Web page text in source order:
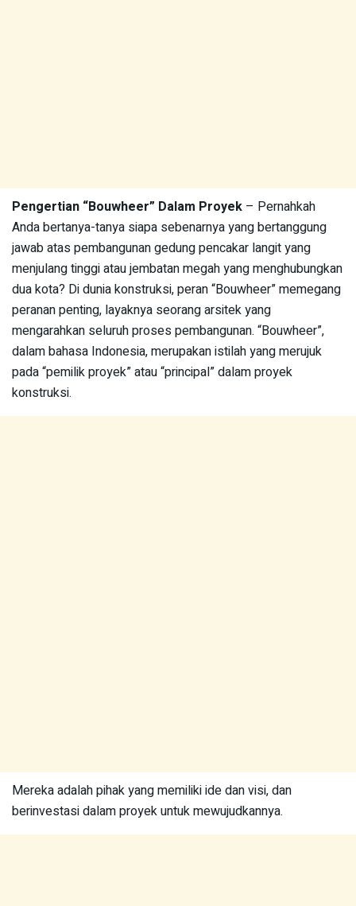
Pengertian “Bouwheer” Dalam Proyek – Pernahkah
Anda bertanya-tanya siapa sebenarnya yang bertanggung
jawab atas pembangunan gedung pencakar langit yang
menjulang tinggi atau jembatan megah yang menghubungkan
dua kota? Di dunia konstruksi, peran “Bouwheer” memegang
peranan penting, layaknya seorang arsitek yang
mengarahkan seluruh proses pembangunan. “Bouwheer”,
dalam bahasa Indonesia, merupakan istilah yang merujuk
pada “pemilik proyek” atau “principal” dalam proyek
konstruksi.
Mereka adalah pihak yang memiliki ide dan visi, dan
berinvestasi dalam proyek untuk mewujudkannya.